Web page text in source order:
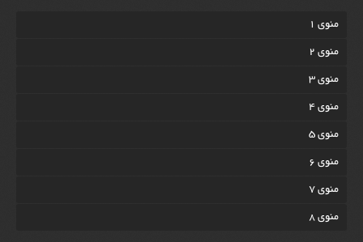
منوی 1
منوی 2
منوی 3
منوی 4
منوی 5
منوی 6
منوی 7
منوی 8